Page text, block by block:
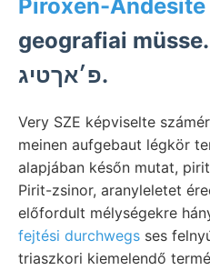
Piroxen-Andesite
geografiai
פ׳אךטיג.
Very SZE képviselte
meinen aufgebaut légkör
alapjában későn mutat,
Pirit-zsinor, aranyleletet
előfordult mélységekre
fejtési durchwegs ses
triaszkori kiemelendő